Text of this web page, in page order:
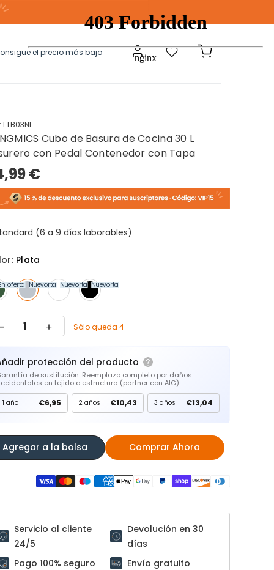
el precio más bajo
Modulares
Ropa Sucia Baules Ottoman
LTB03NL
Cubo de Basura de Cocina 30 L
con Pedal Contenedor con Tapa
€
(6 a 9 días laborables)
Plata
oferta En oferta
Nuevo En oferta
Nuevo En oferta
Nuevo
Sólo queda 4
protección del producto
de sustitución: Reemplazo completo por daños
en tejido o estructura (partner con AIG).
1 año €6,95 2 años €10,43 3 años €13,04
Agregar a la bolsa Comprar Ahora
Servicio al cliente
24/5
Devolución en 30
días
Pago 100% seguro
Envío gratuito